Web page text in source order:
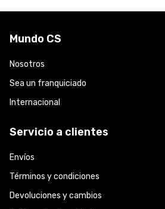
Mundo CS
Nosotros
Sea un franquiciado
Internacional
Servicio a clientes
Envíos
Términos y condiciones
Devoluciones y cambios